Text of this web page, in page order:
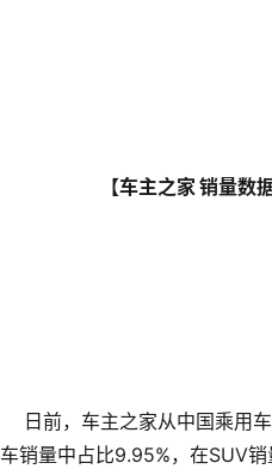
【车主之家 销量数
车销量中占比9.95%，在SUV销